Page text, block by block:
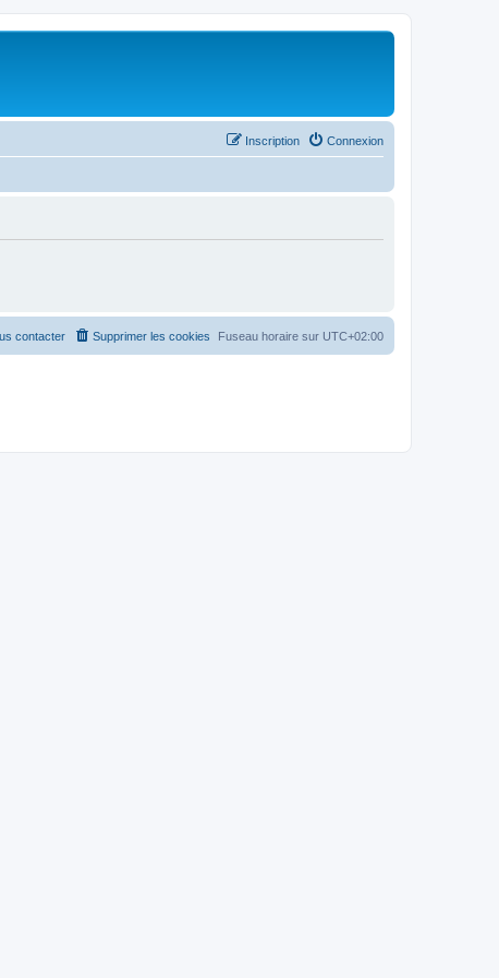
Connexion
Inscription
Fuseau horaire sur UTC+02:00
Supprimer les cookies
contacter